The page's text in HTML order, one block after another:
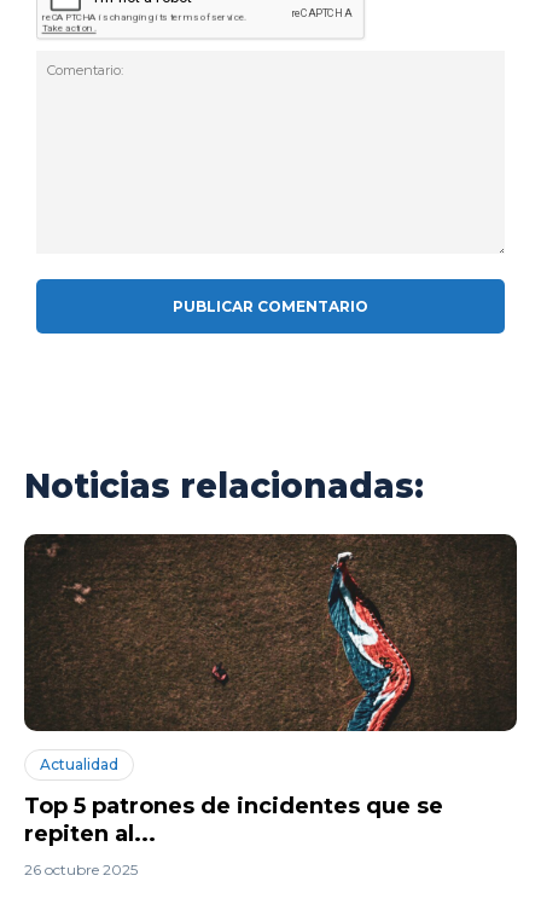
Noticias relacionadas:
Actualidad
Top 5 patrones de incidentes que se
repiten al...
26 octubre 2025